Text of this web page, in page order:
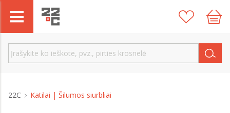
22C Katilai | Šilumos siurbliai